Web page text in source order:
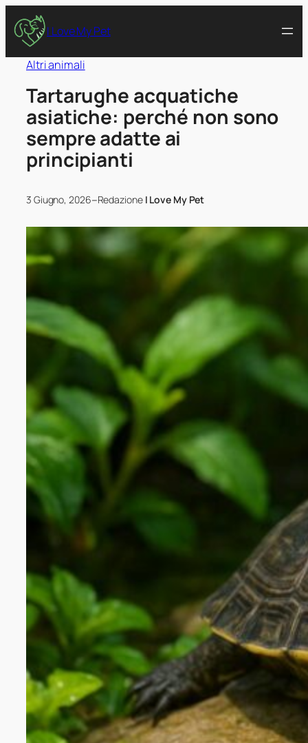
I Love My Pet
Altri animali
Tartarughe acquatiche
asiatiche: perché non sono
sempre adatte ai
principianti
3 Giugno, 2026–Redazione I Love My Pet